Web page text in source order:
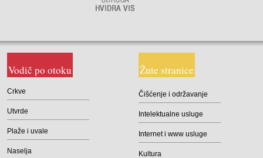
Vodič po otoku
Crkve
Utvrde
Plaže i uvale
Naselja
Žute stranice
Čišćenje i održavanje
Intelektualne usluge
Internet i www usluge
Kultura